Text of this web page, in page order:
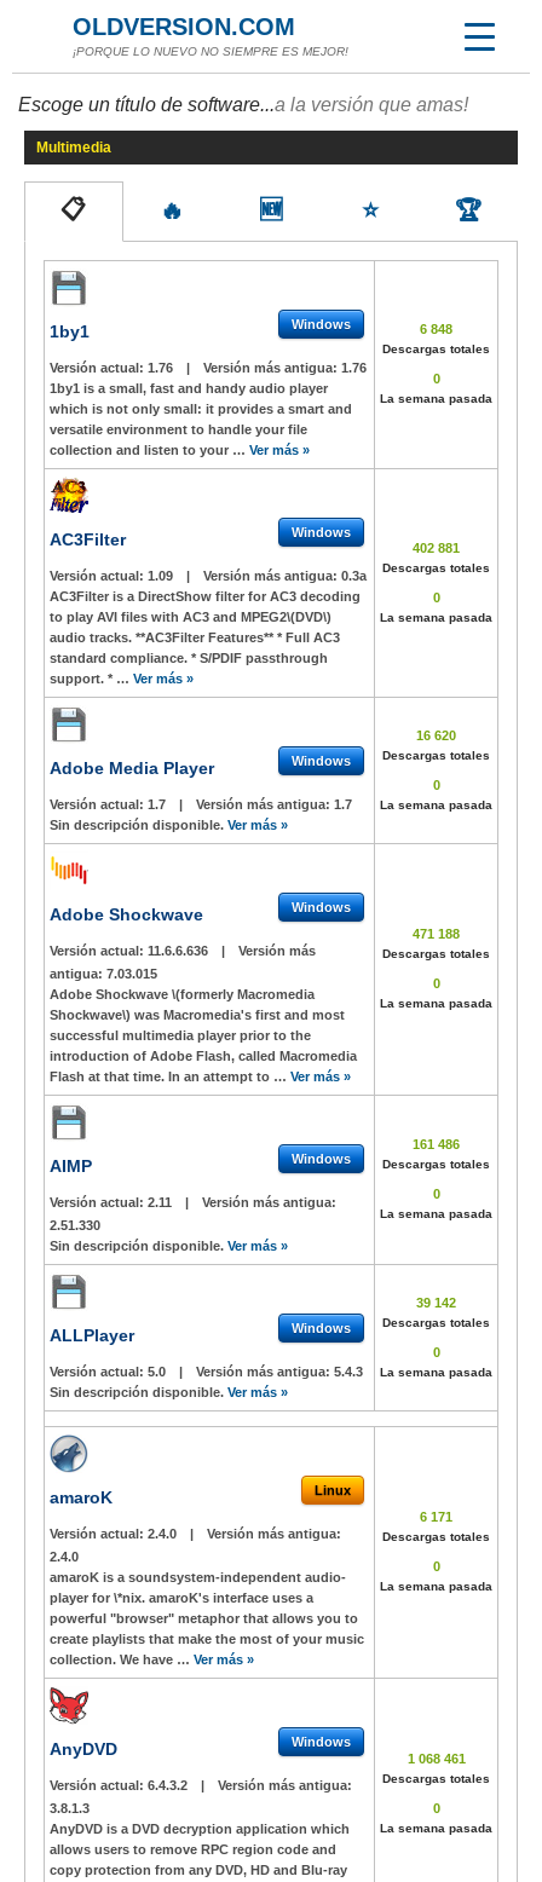
OLDVERSION.COM
¡PORQUE LO NUEVO NO SIEMPRE ES MEJOR!
Escoge un título de software...a la versión que amas!
Multimedia
📋 🔥 🆕 ⭐ 🏆
1by1 Windows
Versión actual: 1.76 | Versión más antigua: 1.76
1by1 is a small, fast and handy audio player
which is not only small: it provides a smart and
versatile environment to handle your file
collection and listen to your … Ver más »
6 848
Descargas totales
0
La semana pasada
AC3Filter Windows
Versión actual: 1.09 | Versión más antigua: 0.3a
AC3Filter is a DirectShow filter for AC3 decoding
to play AVI files with AC3 and MPEG2\(DVD\)
audio tracks. **AC3Filter Features** * Full AC3
standard compliance. * S/PDIF passthrough
support. * … Ver más »
402 881
Descargas totales
0
La semana pasada
Adobe Media Player Windows
Versión actual: 1.7 | Versión más antigua: 1.7
Sin descripción disponible. Ver más »
16 620
Descargas totales
0
La semana pasada
Adobe Shockwave Windows
Versión actual: 11.6.6.636 |
Versión más
antigua: 7.03.015
Adobe Shockwave \(formerly Macromedia
Shockwave\) was Macromedia's first and most
successful multimedia player prior to the
introduction of Adobe Flash, called Macromedia
Flash at that time. In an attempt to … Ver más »
471 188
Descargas totales
0
La semana pasada
AIMP Windows
Versión actual: 2.11 |
Versión más antigua:
2.51.330
Sin descripción disponible. Ver más »
161 486
Descargas totales
0
La semana pasada
ALLPlayer Windows
Versión actual: 5.0 | Versión más antigua: 5.4.3
Sin descripción disponible. Ver más »
39 142
Descargas totales
0
La semana pasada
amaroK Linux
Versión actual: 2.4.0 |
Versión más antigua:
2.4.0
amaroK is a soundsystem-independent audio-
player for \*nix. amaroK's interface uses a
powerful "browser" metaphor that allows you to
create playlists that make the most of your music
collection. We have … Ver más »
6 171
Descargas totales
0
La semana pasada
AnyDVD Windows
Versión actual: 6.4.3.2 |
Versión más antigua:
3.8.1.3
AnyDVD is a DVD decryption application which
allows users to remove RPC region code and
copy protection from any DVD, HD and Blu-ray
1 068 461
Descargas totales
0
La semana pasada